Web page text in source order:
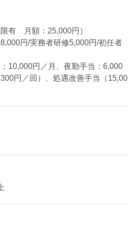
有 月額：25,000円）
円/実務者研修5,000円/初任者
10,000円／月、夜勤手当：6,000
円／回）、処遇改善手当（15,00